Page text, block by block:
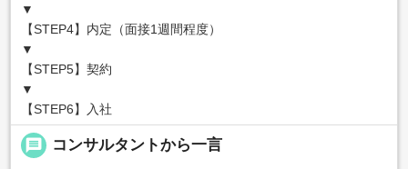
▼
【STEP4】内定（面接1週間程度）
▼
【STEP5】契約
▼
【STEP6】入社
message コンサルタントから一言